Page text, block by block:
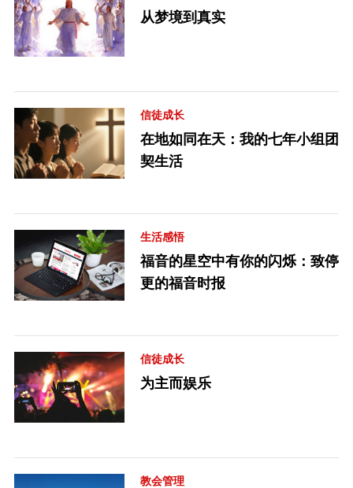
从梦境到真实
信徒成长
在地如同在天：我的七年小组团
契生活
生活感悟
福音的星空中有你的闪烁：致停
更的福音时报
信徒成长
为主而娱乐
教会管理